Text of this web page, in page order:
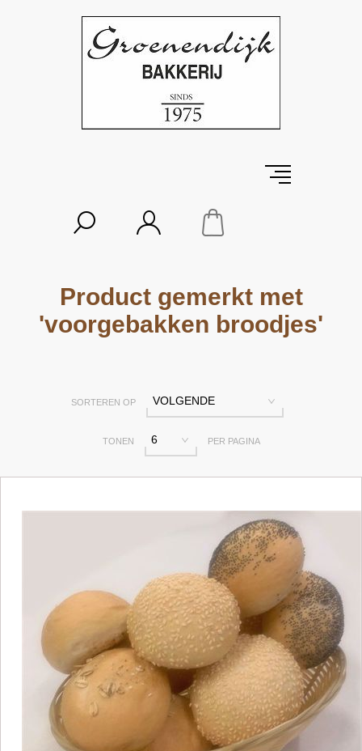
Product gemerkt met
'voorgebakken broodjes'
SORTEREN OP VOLGENDE
TONEN 6 PER PAGINA